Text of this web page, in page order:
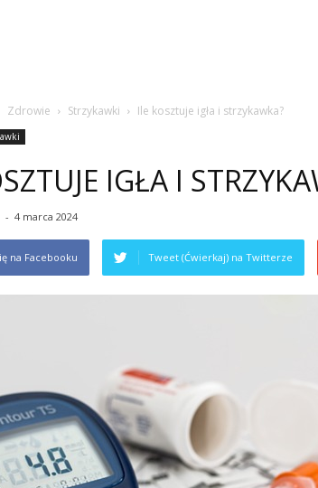
Zdrowie Strzykawki Ile kosztuje igła i strzykawka?
IGŁA I
- 4 marca 2024
na Facebooku Tweet (Ćwierkaj) na Twitterze